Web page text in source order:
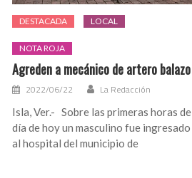
DESTACADA LOCAL
NOTA ROJA
Agreden a mecánico de artero balazo
2022/06/22 La Redacción
Isla, Ver.- Sobre las primeras horas
día de hoy un masculino fue ingresado
al hospital del municipio de